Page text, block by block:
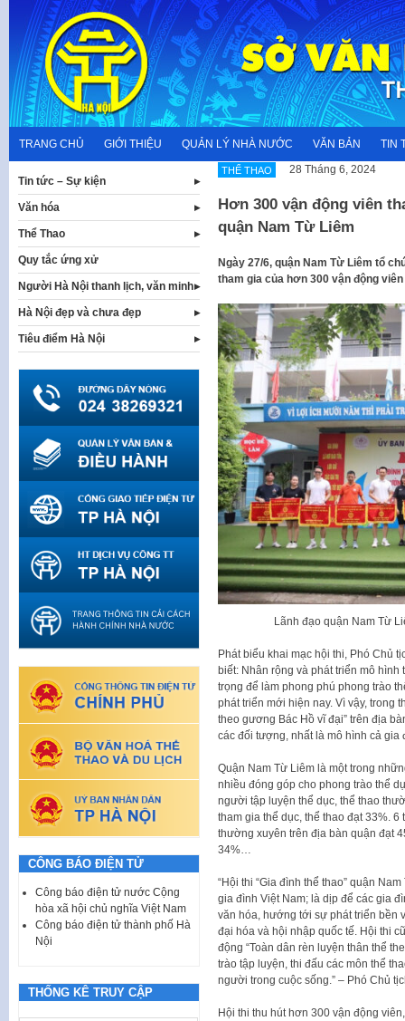
content
TRANG CHỦ GIỚI THIỆU QUẢN LÝ NHÀ NƯỚC VĂN BẢN TIN
THỂ THAO 28 Tháng 6, 2024
Hơn 300 vận động viên
quận Nam Từ Liêm
Ngày 27/6, quận Nam Từ Liêm tổ
tham gia của hơn 300 vận động
Lãnh đạo quận Nam Từ
Phát biểu khai mạc hội thi, Phó Chủ
biết: Nhân rộng và phát triển mô
trọng để làm phong phú phong trào
phát triển mới hiện nay. Vì vậy, trong
theo gương Bác Hồ vĩ đại” trên địa
các đối tượng, nhất là mô hình cả gia
Quận Nam Từ Liêm là một trong
nhiều đóng góp cho phong trào thể
người tập luyện thể dục, thể thao
tham gia thể dục, thể thao đạt 33%.
thường xuyên trên địa bàn quận đạt
34%…
“Hội thi “Gia đình thể thao” quận
gia đình Việt Nam; là dịp để các gia
văn hóa, hướng tới sự phát triển bền
đại hóa và hội nhập quốc tế. Hội thi
động “Toàn dân rèn luyện thân thể
trào tập luyện, thi đấu các môn thể
người trong cuộc sống.” – Phó Chủ
Hội thi thu hút hơn 300 vận động
Tin tức – Sự kiện
Văn hóa
Thể Thao
Quy tắc ứng xử
Người Hà Nội thanh lịch, văn minh
Hà Nội đẹp và chưa đẹp
Tiêu điểm Hà Nội
CÔNG BÁO ĐIỆN TỬ
Công báo điện tử nước Cộng
hòa xã hội chủ nghĩa Việt Nam
Công báo điện tử thành phố Hà
Nội
THỐNG KÊ TRUY CẬP